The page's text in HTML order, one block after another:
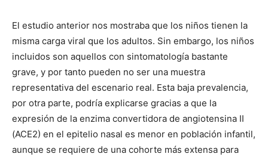
El estudio anterior nos mostraba que los niños tienen la
misma carga viral que los adultos. Sin embargo, los niños
incluidos son aquellos con sintomatología bastante
grave, y por tanto pueden no ser una muestra
representativa del escenario real. Esta baja prevalencia,
por otra parte, podría explicarse gracias a que la
expresión de la enzima convertidora de angiotensina II
(ACE2) en el epitelio nasal es menor en población infantil,
aunque se requiere de una cohorte más extensa para